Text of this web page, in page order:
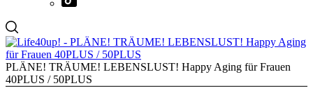
PLÄNE! TRÄUME! LEBENSLUST! Happy Aging für Frauen
40PLUS / 50PLUS